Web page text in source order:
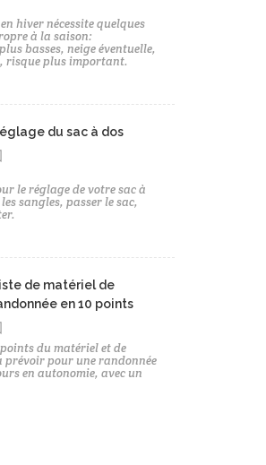
hiver nécessite quelques
à la saison:
basses, neige éventuelle,
risque plus important.
du sac à dos
le réglage de votre sac à
sangles, passer le sac,
de matériel de
en 10 points
points du matériel et de
prévoir pour une randonnée
en autonomie, avec un